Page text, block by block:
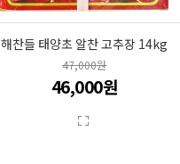
해찬들 태양초 알찬 고추장 14kg
47,000원
46,000원